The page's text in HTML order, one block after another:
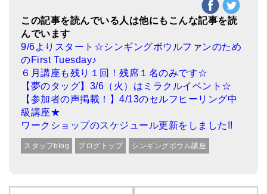
この記事を読んでいる人は他にもこんな記事を読
んでいます
9/6よりスタート☆シンギングボウルファンのため
のFirst Tuesday♪
６月講座も残り１回！残席１名のみです☆
【夢のタッグ】3/6（火）はミラクルイベント☆
【参加者の声掲載！】4/13のセルフヒーリング中
級講座★
ワークショップのスケジュール更新をしました!!
スタッフblog ブログトップ シンギングボウル講座